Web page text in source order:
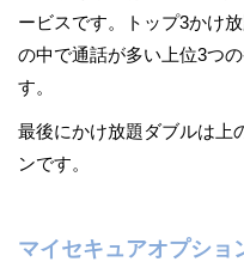
ービスです。トップ3かけ
の中で通話が多い上位3つ
す。
最後にかけ放題ダブルは上
ンです。
マイセキュアオプショ